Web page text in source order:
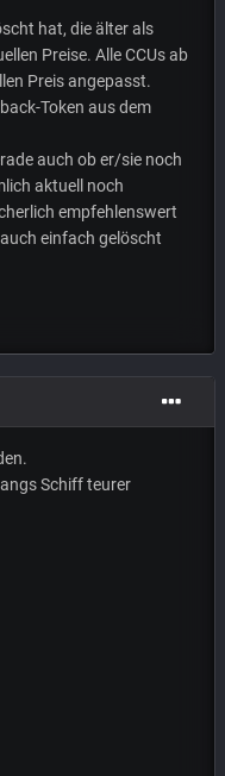
hat, die älter als
Preise. Alle CCUs ab
Preis angepasst.
Token aus dem
auch ob er/sie noch
aktuell noch
empfehlenswert
auch einfach gelöscht
Schiff teurer